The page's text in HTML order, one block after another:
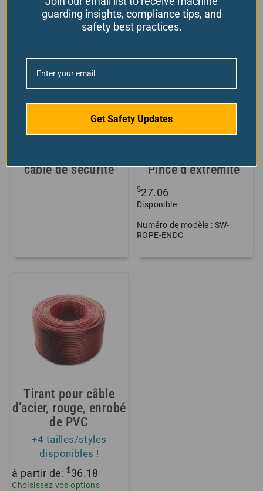
câble de sécurité
Pince d’extrémité
$27.06
Disponible
Numéro de modèle : SW-
ROPE-ENDC
Tirant pour câble
d’acier, rouge, enrobé
de PVC
+4 tailles/styles
disponibles !
à partir de:$36.18
Choisissez vos options
guarding insights, compliance tips, and
safety best practices.
Get Safety Updates